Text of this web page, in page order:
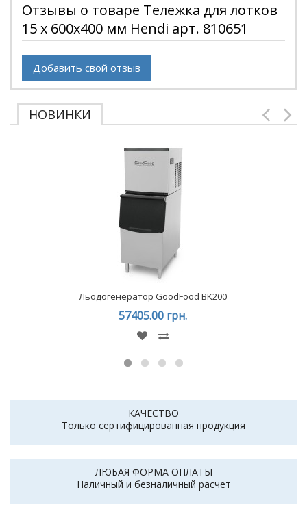
Отзывы о товаре Тележка для лотков
15 x 600x400 мм Hendi арт. 810651
Добавить свой отзыв
НОВИНКИ
Льодогенератор GoodFood BK200
57405.00 грн.
КАЧЕСТВО
Только сертифицированная продукция
ЛЮБАЯ ФОРМА ОПЛАТЫ
Наличный и безналичный расчет